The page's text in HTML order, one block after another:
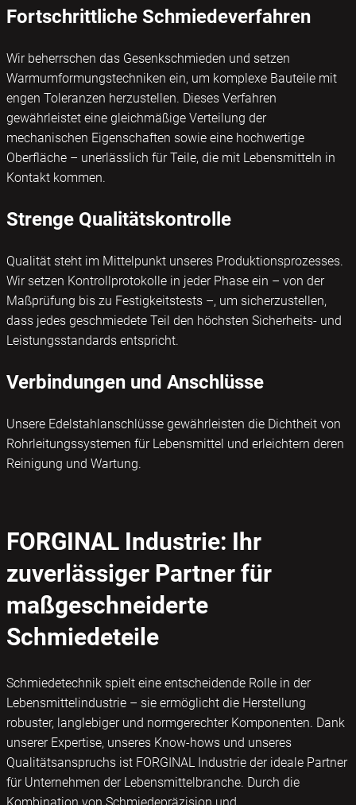
Fortschrittliche Schmiedeverfahren
Wir beherrschen das Gesenkschmieden und setzen
Warmumformungstechniken ein, um komplexe Bauteile mit
engen Toleranzen herzustellen. Dieses Verfahren
gewährleistet eine gleichmäßige Verteilung der
mechanischen Eigenschaften sowie eine hochwertige
Oberfläche – unerlässlich für Teile, die mit Lebensmitteln in
Kontakt kommen.
Strenge Qualitätskontrolle
Qualität steht im Mittelpunkt unseres Produktionsprozesses.
Wir setzen Kontrollprotokolle in jeder Phase ein – von der
Maßprüfung bis zu Festigkeitstests –, um sicherzustellen,
dass jedes geschmiedete Teil den höchsten Sicherheits- und
Leistungsstandards entspricht.
Verbindungen und Anschlüsse
Unsere Edelstahlanschlüsse gewährleisten die Dichtheit von
Rohrleitungssystemen für Lebensmittel und erleichtern deren
Reinigung und Wartung.
FORGINAL Industrie: Ihr
zuverlässiger Partner für
maßgeschneiderte
Schmiedeteile
Schmiedetechnik spielt eine entscheidende Rolle in der
Lebensmittelindustrie – sie ermöglicht die Herstellung
robuster, langlebiger und normgerechter Komponenten. Dank
unserer Expertise, unseres Know-hows und unseres
Qualitätsanspruchs ist FORGINAL Industrie der ideale Partner
für Unternehmen der Lebensmittelbranche. Durch die